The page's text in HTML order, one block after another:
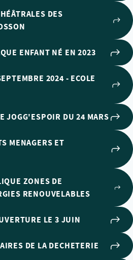
DES
ENFANT NÉ EN 2023
2024 - ECOLE
JOGG'ESPOIR DU 24 MARS
MENAGERS ET
ZONES DE
RENOUVELABLES
LE 3 JUIN
DE LA DECHETERIE